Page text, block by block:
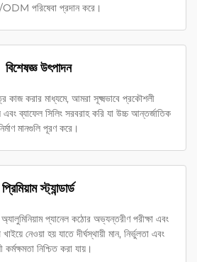
পরিষেবা প্রদান করে।
বিশেষজ্ঞ উৎপাদন
কাজ করার মাধ্যমে, আমরা সূক্ষ্মভাবে প্রকৌশলী
এবং ব্যাফেল সিলিং সরবরাহ করি যা উচ্চ আন্তর্জাতিক
মানগুলি পূরণ করে।
প্রিমিয়াম স্ট্যান্ডার্ড
প্যানেল কঠোর অভ্যন্তরীণ পরীক্ষা এবং
নেওয়া হয় যাতে দীর্ঘস্থায়ী মান, নির্ভুলতা এবং
কর্মক্ষমতা নিশ্চিত করা যায়।